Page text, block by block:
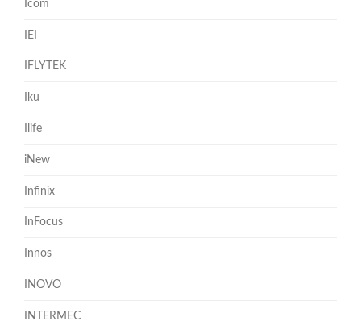
Icom
IEI
IFLYTEK
Iku
Ilife
iNew
Infinix
InFocus
Innos
INOVO
INTERMEC